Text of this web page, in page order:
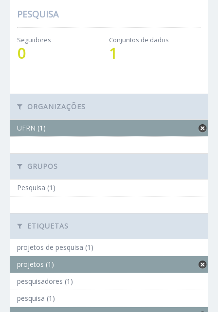
PESQUISA
Seguidores
0
Conjuntos de dados
1
ORGANIZAÇÕES
UFRN (1)
GRUPOS
Pesquisa (1)
ETIQUETAS
projetos de pesquisa (1)
projetos (1)
pesquisadores (1)
pesquisa (1)